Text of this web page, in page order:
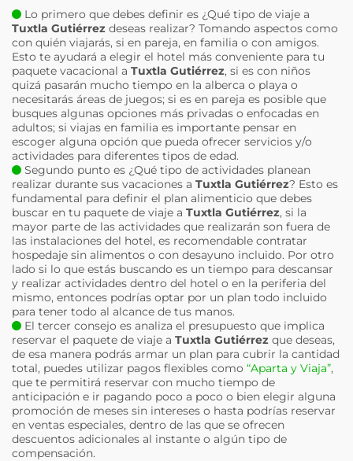
Lo primero que debes definir es ¿Qué tipo de viaje a
Tuxtla Gutiérrez deseas realizar? Tomando aspectos como
con quién viajarás, si en pareja, en familia o con amigos.
Esto te ayudará a elegir el hotel más conveniente para tu
paquete vacacional a Tuxtla Gutiérrez, si es con niños
quizá pasarán mucho tiempo en la alberca o playa o
necesitarás áreas de juegos; si es en pareja es posible que
busques algunas opciones más privadas o enfocadas en
adultos; si viajas en familia es importante pensar en
escoger alguna opción que pueda ofrecer servicios y/o
actividades para diferentes tipos de edad.
Segundo punto es ¿Qué tipo de actividades planean
realizar durante sus vacaciones a Tuxtla Gutiérrez? Esto es
fundamental para definir el plan alimenticio que debes
buscar en tu paquete de viaje a Tuxtla Gutiérrez, si la
mayor parte de las actividades que realizarán son fuera de
las instalaciones del hotel, es recomendable contratar
hospedaje sin alimentos o con desayuno incluido. Por otro
lado si lo que estás buscando es un tiempo para descansar
y realizar actividades dentro del hotel o en la periferia del
mismo, entonces podrías optar por un plan todo incluido
para tener todo al alcance de tus manos.
El tercer consejo es analiza el presupuesto que implica
reservar el paquete de viaje a Tuxtla Gutiérrez que deseas,
de esa manera podrás armar un plan para cubrir la cantidad
total, puedes utilizar pagos flexibles como “Aparta y Viaja”,
que te permitirá reservar con mucho tiempo de
anticipación e ir pagando poco a poco o bien elegir alguna
promoción de meses sin intereses o hasta podrías reservar
en ventas especiales, dentro de las que se ofrecen
descuentos adicionales al instante o algún tipo de
compensación.